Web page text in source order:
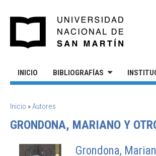
INICIO BIBLIOGRAFÍAS
SE ENCUENTRA USTED AQUÍ
Inicio »Autores
GRONDONA, MARIANO Y
Grondona,